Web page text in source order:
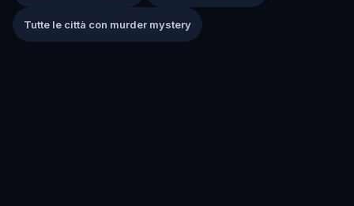
Tutte le città con murder mystery